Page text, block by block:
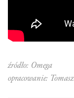
źródło: Omega
opracowanie: